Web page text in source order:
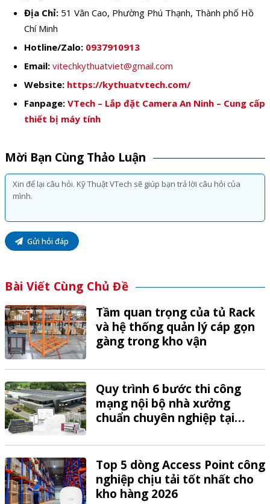
Địa Chỉ: 51 Văn Cao, Phường Phú Thạnh, Thành phố Hồ
Chí Minh
Hotline/Zalo: 0937910913
Email: vitechkythuatviet@gmail.com
Website: https://kythuatvtech.com/
Fanpage: VTech – Lắp đặt Camera An Ninh – Cung cấp
thiết bị máy tính
Mời Bạn Cùng Thảo Luận
Gửi hỏi đáp
Bài Viết Cùng Chủ Đề
Tầm quan trọng của tủ Rack
và hệ thống quản lý cáp gọn
gàng trong kho vận
Quy trình 6 bước thi công
mạng nội bộ nhà xưởng
chuẩn chuyên nghiệp tại
Top 5 dòng Access Point công
nghiệp chịu tải tốt nhất cho
kho hàng 2026